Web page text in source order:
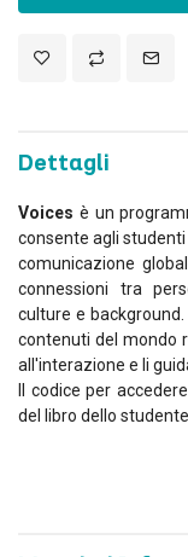
Dettagli
Voices è un
consente agli
comunicazione
connessioni tra
culture e
contenuti del mondo
all'interazione e li
Il codice per
del libro dello studente.